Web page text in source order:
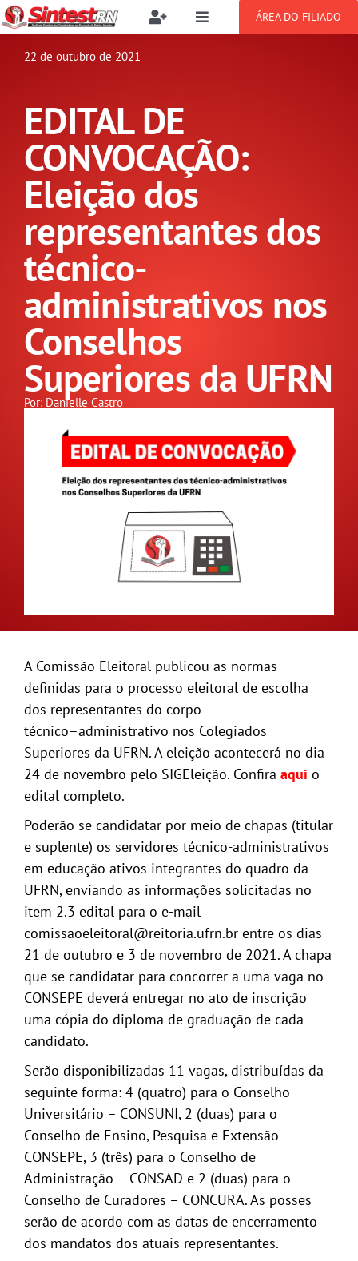
Ir
para
Toggle
Buscar
resultados
Filie-se
Benefícios
Setor jurídico
Toggle
SOBRE
NOTÍCIAS
PUBLICAÇÕES
CONGRESSOS
GREVE
DOCUMENTOS
GALERIA
ÁREA DO FILIADO
22 de outubro de 2021
EDITAL DE
CONVOCAÇÃO:
Eleição dos
representantes dos
técnico-
administrativos nos
Conselhos
Superiores da UFRN
Por: Danielle Castro
A Comissão Eleitoral publicou as normas
definidas para o processo eleitoral de escolha
dos representantes do corpo
técnico–administrativo nos Colegiados
Superiores da UFRN. A eleição acontecerá no dia
24 de novembro pelo SIGEleição. Confira aqui o
edital completo.
Poderão se candidatar por meio de chapas (titular
e suplente) os servidores técnico-administrativos
em educação ativos integrantes do quadro da
UFRN, enviando as informações solicitadas no
item 2.3 edital para o e-mail
comissaoeleitoral@reitoria.ufrn.br entre os dias
21 de outubro e 3 de novembro de 2021. A chapa
que se candidatar para concorrer a uma vaga no
CONSEPE deverá entregar no ato de inscrição
uma cópia do diploma de graduação de cada
candidato.
Serão disponibilizadas 11 vagas, distribuídas da
seguinte forma: 4 (quatro) para o Conselho
Universitário – CONSUNI, 2 (duas) para o
Conselho de Ensino, Pesquisa e Extensão –
CONSEPE, 3 (três) para o Conselho de
Administração – CONSAD e 2 (duas) para o
Conselho de Curadores – CONCURA. As posses
serão de acordo com as datas de encerramento
dos mandatos dos atuais representantes.